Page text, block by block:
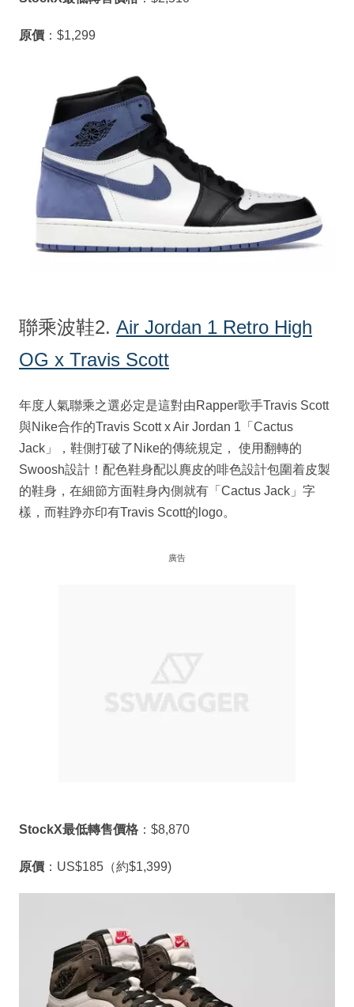
原價 ：$1,299
聯乘波鞋2. Air Jordan 1 Retro High
OG x Travis Scott
年度人氣聯乘之選必定是這對由Rapper歌手Travis Scott
與Nike合作的Travis Scott x Air Jordan 1「Cactus
Jack」，鞋側打破了Nike的傳統規定， 使用翻轉的
Swoosh設計！配色鞋身配以麂皮的啡色設計包圍着皮製
的鞋身，在細節方面鞋身內側就有「Cactus Jack」字
樣，而鞋踭亦印有Travis Scott的logo。
廣告
StockX最低轉售價格 ：$8,870
原價 ：US$185（約$1,399)